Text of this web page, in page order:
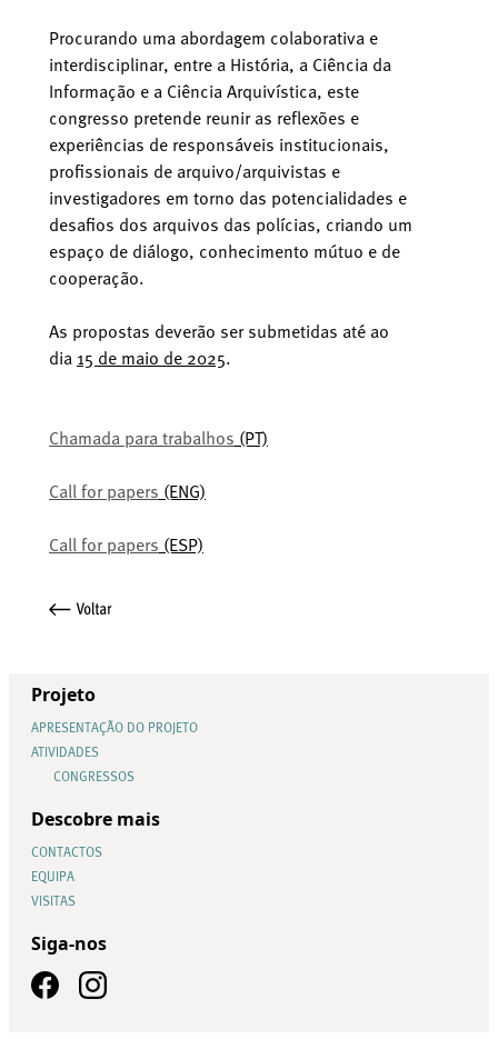
Procurando uma abordagem colaborativa e
interdisciplinar, entre a História, a Ciência da
Informação e a Ciência Arquivística, este
congresso pretende reunir as reflexões e
experiências de responsáveis institucionais,
profissionais de arquivo/arquivistas e
investigadores em torno das potencialidades e
desafios dos arquivos das polícias, criando um
espaço de diálogo, conhecimento mútuo e de
cooperação.
As propostas deverão ser submetidas até ao
dia 15 de maio de 2025.
Chamada para trabalhos (PT)
Call for papers (ENG)
Call for papers (ESP)
Projeto
APRESENTAÇÃO DO PROJETO
ATIVIDADES
CONGRESSOS
Descobre mais
CONTACTOS
EQUIPA
VISITAS
Siga-nos